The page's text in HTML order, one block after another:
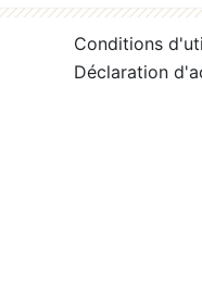
Conditions
Déclaration